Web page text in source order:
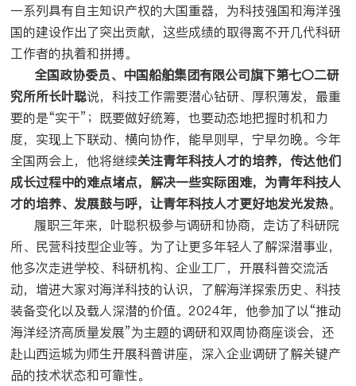
一系列具有自主知识产权的大国重器，为科技强国和海洋强
国的建设作出了突出贡献，这些成绩的取得离不开几代科研
工作者的执着和拼搏。
全国政协委员、中国船舶集团有限公司旗下第七〇二研
究所所长叶聪说，科技工作需要潜心钻研、厚积薄发，最重
要的是“实干”；既要做好统筹，也要动态地把握时机和力
度，实现上下联动、横向协作，能早则早，宁早勿晚。今年
全国两会上，他将继续关注青年科技人才的培养，传达他们
成长过程中的难点堵点，解决一些实际困难，为青年科技人
才的培养、发展鼓与呼，让青年科技人才更好地发光发热。
履职三年来，叶聪积极参与调研和协商，走访了科研院
所、民营科技型企业等。为了让更多年轻人了解深潜事业，
他多次走进学校、科研机构、企业工厂，开展科普交流活
动，增进大家对海洋科技的认识，了解海洋探索历史、科技
装备变化以及载人深潜的价值。2024年，他参加了以“推动
海洋经济高质量发展”为主题的调研和双周协商座谈会，还
赴山西运城为师生开展科普讲座，深入企业调研了解关键产
品的技术状态和可靠性。